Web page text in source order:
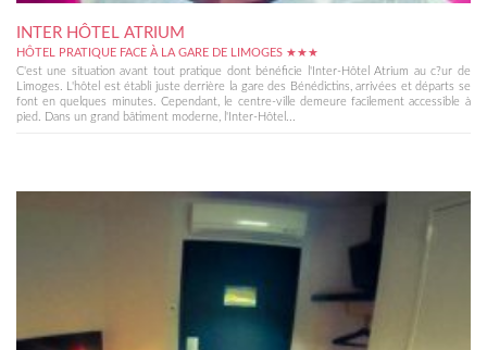
INTER HÔTEL ATRIUM
HÔTEL PRATIQUE FACE À LA GARE DE LIMOGES ★★★
C'est une situation avant tout pratique dont bénéficie l'Inter-Hôtel Atrium au c?ur de
Limoges. L'hôtel est établi juste derrière la gare des Bénédictins, arrivées et départs se
font en quelques minutes. Cependant, le centre-ville demeure facilement accessible à
pied. Dans un grand bâtiment moderne, l'Inter-Hôtel...